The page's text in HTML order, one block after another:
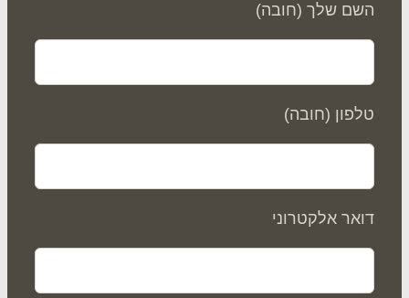
שלך (חובה)
(חובה)
אלקטרוני